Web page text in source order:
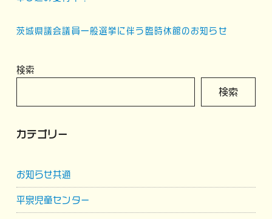
ビ
ー
ン
茨城県議会議員一般選挙に伴う臨時休館のお知らせ
検索
検索
カテゴリー
お知らせ共通
平泉児童センター